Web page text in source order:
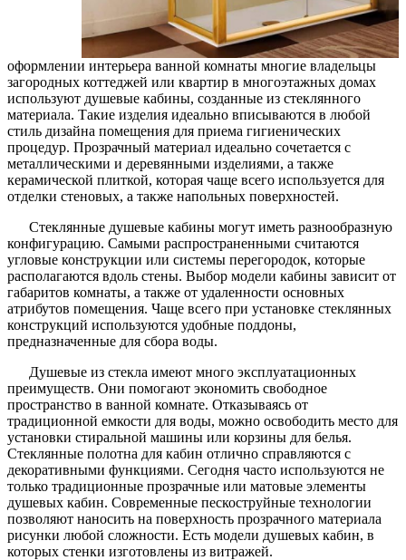
оформлении интерьера ванной комнаты многие владельцы
загородных коттеджей или квартир в многоэтажных домах
используют душевые кабины, созданные из стеклянного
материала. Такие изделия идеально вписываются в любой
стиль дизайна помещения для приема гигиенических
процедур. Прозрачный материал идеально сочетается с
металлическими и деревянными изделиями, а также
керамической плиткой, которая чаще всего используется для
отделки стеновых, а также напольных поверхностей.
Стеклянные душевые кабины могут иметь разнообразную
конфигурацию. Самыми распространенными считаются
угловые конструкции или системы перегородок, которые
располагаются вдоль стены. Выбор модели кабины зависит от
габаритов комнаты, а также от удаленности основных
атрибутов помещения. Чаще всего при установке стеклянных
конструкций используются удобные поддоны,
предназначенные для сбора воды.
Душевые из стекла имеют много эксплуатационных
преимуществ. Они помогают экономить свободное
пространство в ванной комнате. Отказываясь от
традиционной емкости для воды, можно освободить место для
установки стиральной машины или корзины для белья.
Стеклянные полотна для кабин отлично справляются с
декоративными функциями. Сегодня часто используются не
только традиционные прозрачные или матовые элементы
душевых кабин. Современные пескоструйные технологии
позволяют наносить на поверхность прозрачного материала
рисунки любой сложности. Есть модели душевых кабин, в
которых стенки изготовлены из витражей.